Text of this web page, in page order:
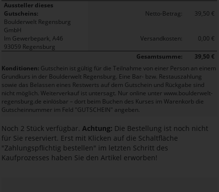
Aussteller dieses
Gutscheins:
Boulderwelt Regensburg
GmbH
Im Gewerbepark, A46
93059 Regensburg
Netto-Betrag: 39,50 €
Versandkosten: 0,00 €
Gesamtsumme:
39,50 €
Konditionen: Gutschein ist gültig für die Teilnahme von einer Person an einem
Grundkurs in der Boulderwelt Regensburg. Eine Bar- bzw. Restauszahlung
sowie das Belassen eines Restwerts auf dem Gutschein und Rückgabe sind
nicht möglich. Weiterverkauf ist untersagt. Nur online unter www.boulderwelt-
regensburg.de einlösbar – dort beim Buchen des Kurses im Warenkorb die
Gutscheinnummer im Feld "GUTSCHEIN" angeben.
Noch 2 Stück verfügbar. Achtung: Die Bestellung ist noch nicht
für Sie reserviert. Erst mit Klicken auf die Schaltfläche
"Zahlungspflichtig bestellen" im letzten Schritt des
Kaufprozesses haben Sie den Artikel erworben!